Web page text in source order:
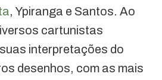
, Ypiranga e Santos. Ao
cartunistas
interpretações do
desenhos, com as mais